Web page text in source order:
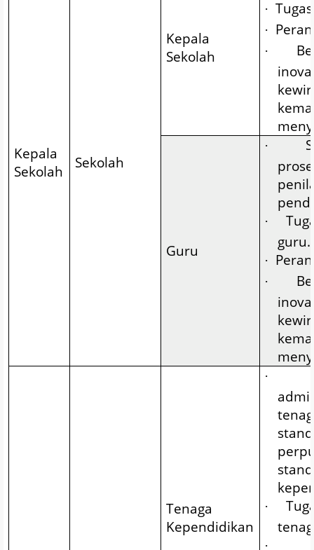
Kepala
Sekolah
Sekolah
Kepala
Sekolah
·
·
·
Guru
·
·
guru.
·
·
Tenaga
Kependidikan
·
·
·